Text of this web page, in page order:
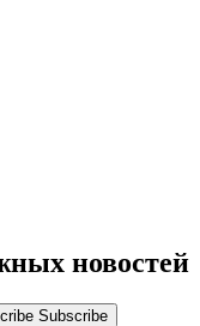
новостей
Subscribe